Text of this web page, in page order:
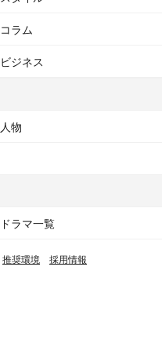
コラム
ビジネス
人物
ドラマ一覧
推奨環境 採用情報